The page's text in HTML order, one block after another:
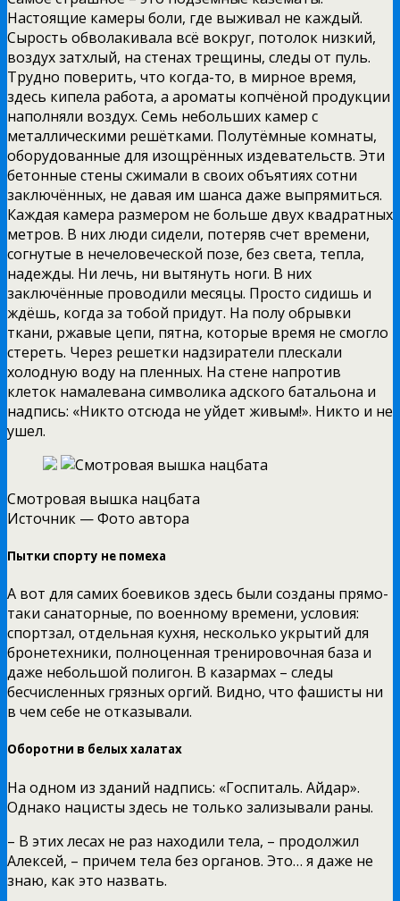
Настоящие камеры боли, где выживал не каждый.
Сырость обволакивала всё вокруг, потолок низкий,
воздух затхлый, на стенах трещины, следы от пуль.
Трудно поверить, что когда-то, в мирное время,
здесь кипела работа, а ароматы копчёной продукции
наполняли воздух. Семь небольших камер с
металлическими решётками. Полутёмные комнаты,
оборудованные для изощрённых издевательств. Эти
бетонные стены сжимали в своих объятиях сотни
заключённых, не давая им шанса даже выпрямиться.
Каждая камера размером не больше двух квадратных
метров. В них люди сидели, потеряв счет времени,
согнутые в нечеловеческой позе, без света, тепла,
надежды. Ни лечь, ни вытянуть ноги. В них
заключённые проводили месяцы. Просто сидишь и
ждёшь, когда за тобой придут. На полу обрывки
ткани, ржавые цепи, пятна, которые время не смогло
стереть. Через решетки надзиратели плескали
холодную воду на пленных. На стене напротив
клеток намалевана символика адского батальона и
надпись: «Никто отсюда не уйдет живым!». Никто и не
ушел.
Смотровая вышка нацбата
Источник —Фото автора
Пытки спорту не помеха
А вот для самих боевиков здесь были созданы прямо-
таки санаторные, по военному времени, условия:
спортзал, отдельная кухня, несколько укрытий для
бронетехники, полноценная тренировочная база и
даже небольшой полигон. В казармах – следы
бесчисленных грязных оргий. Видно, что фашисты ни
в чем себе не отказывали.
Оборотни в белых халатах
На одном из зданий надпись: «Госпиталь. Айдар».
Однако нацисты здесь не только зализывали раны.
– В этих лесах не раз находили тела, – продолжил
Алексей, – причем тела без органов. Это… я даже не
знаю, как это назвать.